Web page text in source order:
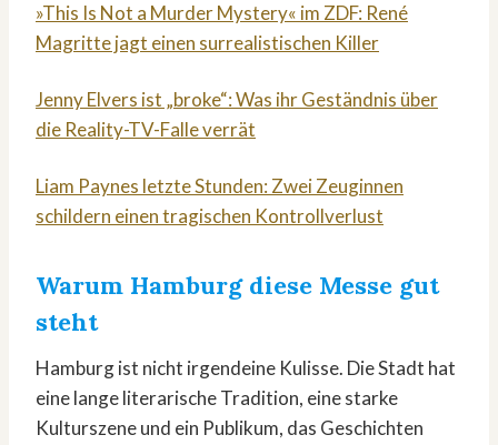
»This Is Not a Murder Mystery« im ZDF: René
Magritte jagt einen surrealistischen Killer
Jenny Elvers ist „broke“: Was ihr Geständnis über
die Reality-TV-Falle verrät
Liam Paynes letzte Stunden: Zwei Zeuginnen
schildern einen tragischen Kontrollverlust
Warum Hamburg diese Messe gut
steht
Hamburg ist nicht irgendeine Kulisse. Die Stadt hat
eine lange literarische Tradition, eine starke
Kulturszene und ein Publikum, das Geschichten